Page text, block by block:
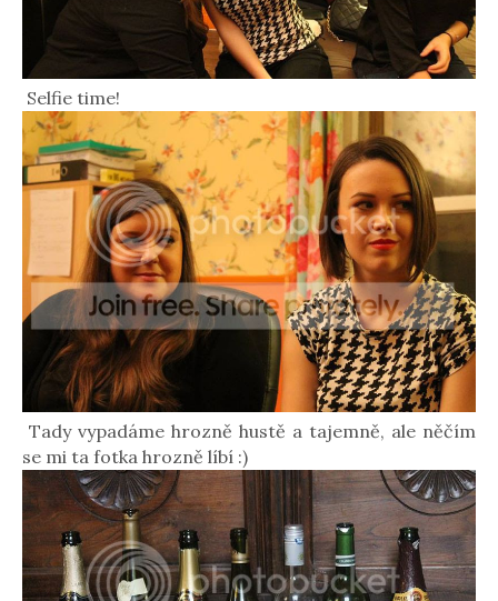
Selfie time!
Tady vypadáme hrozně hustě a tajemně, ale něčím
se mi ta fotka hrozně líbí :)